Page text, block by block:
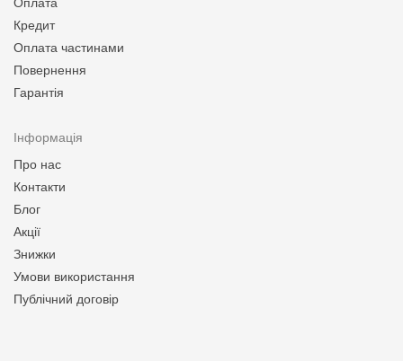
Кредит
Оплата частинами
Повернення
Гарантія
Інформація
Про нас
Контакти
Блог
Акції
Знижки
Умови використання
Публічний договір